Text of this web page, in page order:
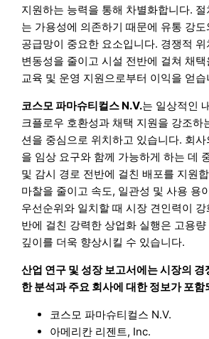
지원하는 능력을 통해 차별화합니다.
는 가용성에 의존하기 때문에 유통 강
공급망이 중요한 요소입니다. 경쟁적
변동성을 줄이고 시설 전반에 걸쳐 채
교육 및 운영 지원으로부터 이익을 얻습
코스모 파마슈티컬스 N.V.는 일상적인
크플로우 호환성과 채택 지원을 강조하
션을 중심으로 위치하고 있습니다. 회
을 임상 요구와 함께 가능하게 하는 데
및 감시 경로 전반에 걸친 배포를 지원
마찰을 줄이고 속도, 일관성 및 사용 용
우선순위와 일치할 때 시장 견인력이
반에 걸친 강력한 상업화 실행은 고용량
깊이를 더욱 향상시킬 수 있습니다.
산업 연구 및 성장 보고서에는 시장의 경
한 분석과 주요 회사에 대한 정보가 포
코스모 파마슈티컬스 N.V.
아메리칸 리젠트, Inc.